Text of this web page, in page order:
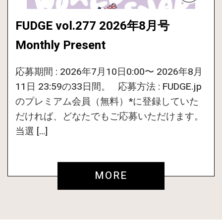
FUDGE vol.277 2026年8月号
Monthly Present
応募期間 : 2026年7月10日0:00〜 2026年8月
11日 23:59の33日間。 応募方法 : FUDGE.jp
のプレミアム会員（無料）*に登録していた
だければ、どなたでもご応募いただけます。
当選 […]
MORE